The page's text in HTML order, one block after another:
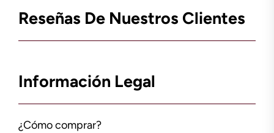
Reseñas De Nuestros Clientes
Información Legal
¿Cómo comprar?